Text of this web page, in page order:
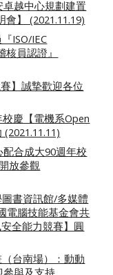
越中心規劃建置
】 (2021.11.19)
ISO/IEC
員認證』
】誠摯歡迎各位
慶【電機系Open
合成大90週年校
放參觀
書資訊館/多媒體
電腦技能基金會共
全能力競賽】圓
台南場）：動動